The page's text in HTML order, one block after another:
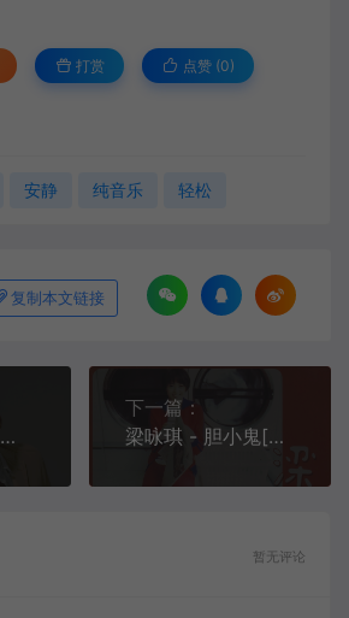
打赏 点赞 (0)
安静 纯音乐 轻松
复制本文链接
黎明 - 相逢在雨中[MP3-320K/FLAC][8.93M/26.1M]
下一篇：
梁咏琪 - 胆小鬼[MP3-320K/FLAC][10.3M/27.7M]
暂无评论